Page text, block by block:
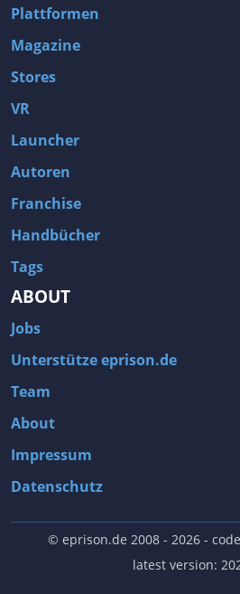
Plattformen
Magazine
Stores
VR
Launcher
Autoren
Franchise
Handbücher
Tags
ABOUT
Jobs
Unterstütze eprison.de
Team
About
Impressum
Datenschutz
© eprison.de 2008 - 2026-
latest version: